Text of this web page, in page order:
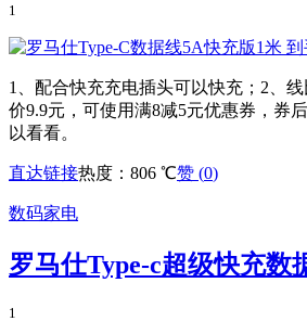
1
1、配合快充充电插头可以快充；2、
价9.9元，可使用满8减5元优惠券，券
以看看。
直达链接热度：806 ℃赞 (0)
数码家电
罗马仕Type-c超级快充数
1